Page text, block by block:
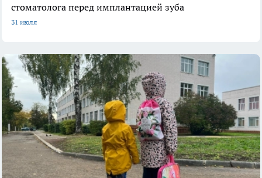
стоматолога перед имплантацией зуба
31 июля